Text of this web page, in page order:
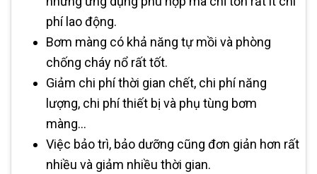
phí lao động.
Bơm màng có khả năng tự mồi và phòng
chống cháy nổ rất tốt.
Giảm chi phí thời gian chết, chi phí năng
lượng, chi phí thiết bị và phụ tùng bơm
màng…
Việc bảo trì, bảo dưỡng cũng đơn giản hơn rất
nhiều và giảm nhiều thời gian.